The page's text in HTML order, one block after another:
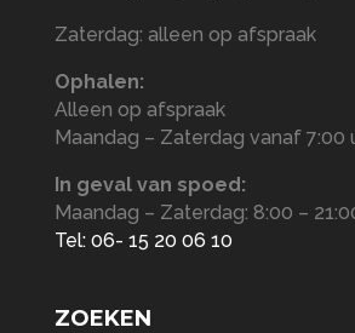
Zaterdag: alleen op afspraak
Ophalen:
Alleen op afspraak
Maandag – Zaterdag vanaf 7:00
In geval van spoed:
Maandag – Zaterdag: 8:00 –
Tel: 06- 15 20 06 10
ZOEKEN